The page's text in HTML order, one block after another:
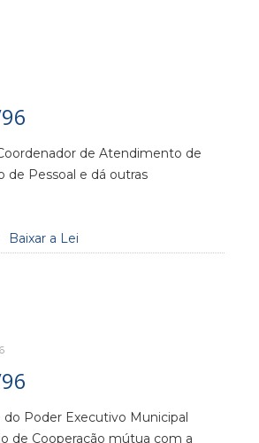
de Atendimento de
de Pessoal e dá outras
Baixar a Lei
Poder Executivo Municipal
de Cooperação mútua com a